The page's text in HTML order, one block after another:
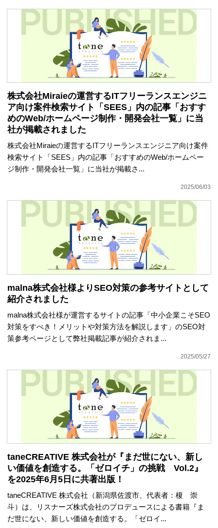
株式会社Miraieの運営するITフリーランスエンジニ
ア向け案件検索サイト「SEES」内の記事「おすす
めのWeb/ホームページ制作・開発会社一覧」に当
社が掲載されました
株式会社Miraieの運営するITフリーランスエンジニア向け案件
検索サイト「SEES」内の記事「おすすめのWeb/ホームペー
ジ制作・開発会社一覧」に当社が掲載さ...
2025/06/03
malna株式会社様よりSEO対策の参考サイトとして
紹介されました
malna株式会社様が運営するサイトの記事「中小企業こそSEO
対策をすべき！メリットや対策方法を解説します」のSEO対
策参考ページとして弊社掲載記事が紹介されま...
2025/05/27
taneCREATIVE 株式会社が『まだ世にない、新し
い価値を創造する。「ゼロイチ」の挑戦 Vol.2』
を2025年6月5日に共著出版！
taneCREATIVE 株式会社（新潟県佐渡市、代表者：榎 崇
斗）は、リスナーズ株式会社のプロデュースによる書籍『ま
だ世にない、新しい価値を創造する。「ゼロイ...